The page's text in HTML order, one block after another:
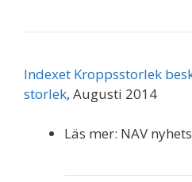
Indexet Kroppsstorlek
storlek, Augusti 2014
Läs mer: NAV